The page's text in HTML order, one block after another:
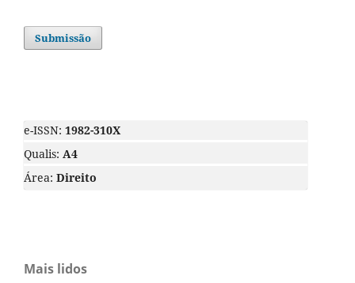
Submissão
e-ISSN: 1982-310X
Qualis: A4
Área: Direito
Mais lidos